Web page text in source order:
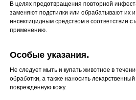
В целях предотвращения повторной
заменяют подстилки или обрабатывают
инсектицидным средством в соответствии с
применению.
Особые указания.
Не следует мыть и купать животное в
обработки, а также наносить
поврежденную кожу.
Данный сайт носит информационный характер
не является публичной офертой.